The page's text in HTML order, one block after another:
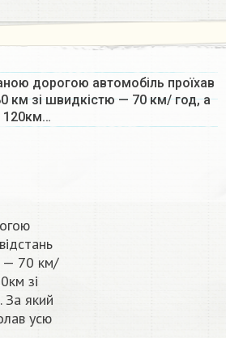
дорогою автомобіль проїхав
км зі швидкістю — 70 км/ год, а
120км…
— 70 км/
зі
За який
усю